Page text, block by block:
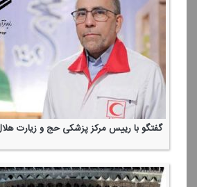
گفتگو با رییس مركز پزشكی حج و زیارت